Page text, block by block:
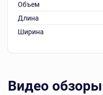
Объем
Длина
Ширина
Видео